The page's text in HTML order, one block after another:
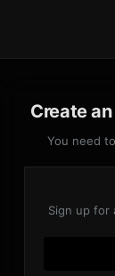
Create
You need
Sign up for